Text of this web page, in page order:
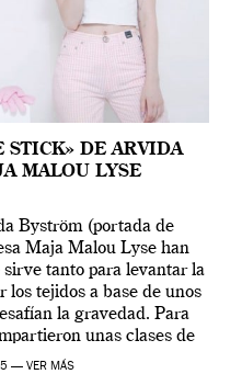
STICK» DE ARVIDA
MALOU LYSE
Byström (portada de
Maja Malou Lyse han
tanto para levantar la
los tejidos a base de unos
la gravedad. Para
unas clases de
Tate […]
— VER MÁS